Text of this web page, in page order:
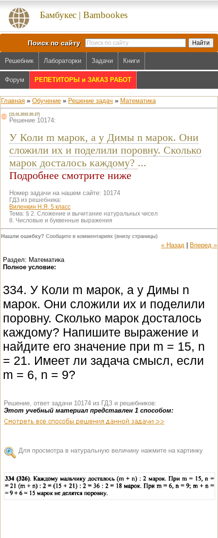
Бамбукес | Bambookes
Поиск по сайту
Решебник Лабораторки Задачи Книги
Форум РЕПЕТИТОРЫ и ЗАКАЗ РАБОТ
Главная » Обучение » Решение задач » Математика
[21.01.2015 20:27]
Решение 10174:
У Коли m марок, а у Димы n марок. Они
сложили их и поделили поровну. Сколько
марок досталось каждому? ...
Подробнее смотрите ниже
Номер задачи на нашем сайте: 10174
ГДЗ из решебника:
Виленкин Н.Я, 5 класс
Тема: § 2. Сложение и вычитание натуральных чисел
8. Числовые и буквенные выражения
Нашли ошибку? Сообщите в комментариях (внизу страницы)
« Назад
Вперед »
Раздел: Математика
Полное условие:
334. У Коли m марок, а у Димы n
марок. Они сложили их и поделили
поровну. Сколько марок досталось
каждому? Напишите выражение и
найдите его значение при m = 15, n
= 21. Имеет ли задача смысл, если
m = 6, n = 9?
Решение, ответ задачи 10174 из ГДЗ и решебников:
Этот учебный материал представлен 1 способом:
Для просмотра в натуральную величину нажмите на картинку